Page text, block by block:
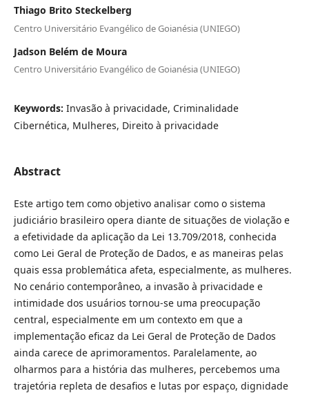
Thiago Brito Steckelberg
Centro Universitário Evangélico de Goianésia (UNIEGO)
Jadson Belém de Moura
Centro Universitário Evangélico de Goianésia (UNIEGO)
Keywords: Invasão à privacidade, Criminalidade
Cibernética, Mulheres, Direito à privacidade
Abstract
Este artigo tem como objetivo analisar como o sistema
judiciário brasileiro opera diante de situações de violação e
a efetividade da aplicação da Lei 13.709/2018, conhecida
como Lei Geral de Proteção de Dados, e as maneiras pelas
quais essa problemática afeta, especialmente, as mulheres.
No cenário contemporâneo, a invasão à privacidade e
intimidade dos usuários tornou-se uma preocupação
central, especialmente em um contexto em que a
implementação eficaz da Lei Geral de Proteção de Dados
ainda carece de aprimoramentos. Paralelamente, ao
olharmos para a história das mulheres, percebemos uma
trajetória repleta de desafios e lutas por espaço, dignidade